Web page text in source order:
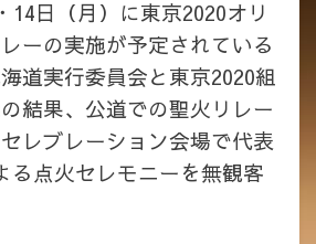
14日（月）に東京2020オリ
ーの実施が予定されている
道実行委員会と東京2020組
結果、公道での聖火リレー
レブレーション会場で代表
る点火セレモニーを無観客